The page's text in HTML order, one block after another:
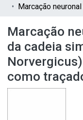
Marcação
da cadeia
como